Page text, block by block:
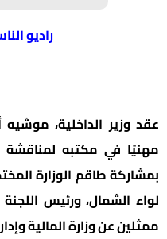
راديو
عقد وزير الداخلية، موشيه
مهنيًا في مكتبه لمناقشة
بمشاركة طاقم الوزارة
لواء الشمال، ورئيس اللجنة
ممثلين عن وزارة المالية